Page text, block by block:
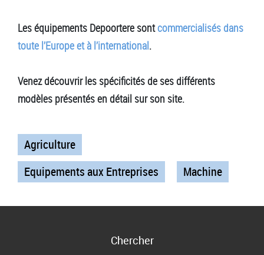
Les équipements Depoortere sontcommercialisés dans
toute l’Europe et à l’international.
Venez découvrir les spécificités de ses différents
modèles présentés en détail sur son site.
Agriculture
Equipements aux Entreprises
Machine
Chercher